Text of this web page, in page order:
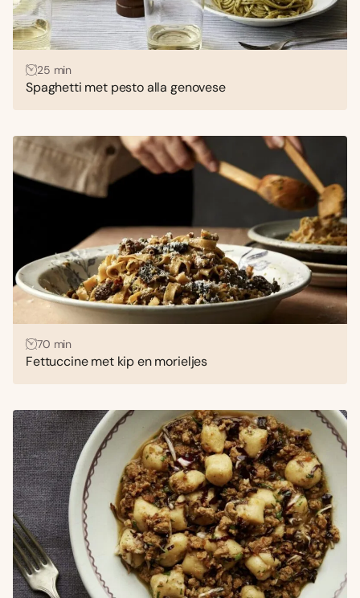
25 min
Spaghetti met pesto alla genovese
70 min
Fettuccine met kip en morieljes